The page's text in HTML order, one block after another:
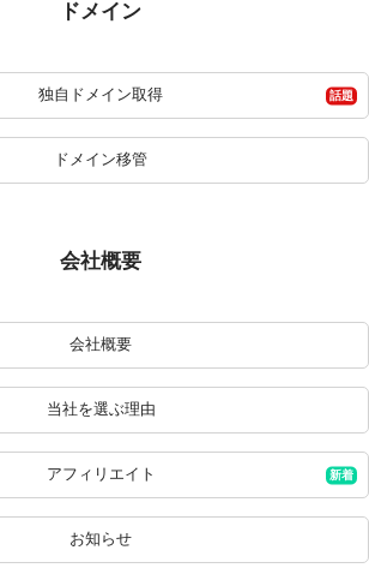
ドメイン
独自ドメイン取得
ドメイン移管
会社概要
会社概要
当社を選ぶ理由
アフィリエイト
お知らせ